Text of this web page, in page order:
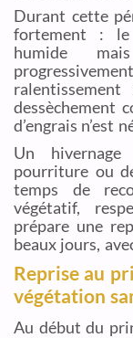
Durant cette
fortement : le
humide
dessèchement
d’engrais n’est
Un
pourriture ou
temps de
végétatif,
prépare une
beaux jours,
Reprise au
végétation
Au début du